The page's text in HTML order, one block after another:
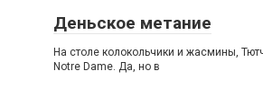
Деньское метание
На столе колокольчики и жасмины,
Notre Dame. Да, но в